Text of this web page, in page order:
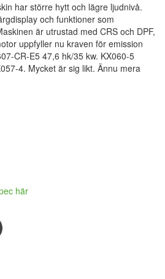
har större hytt och lägre ljudnivå.
och funktioner som
är utrustad med CRS och DPF,
uppfyller nu kraven för emission
CR-E5 47,6 hk/35 kw. KX060-5
4. Mycket är sig likt. Ännu mera
här